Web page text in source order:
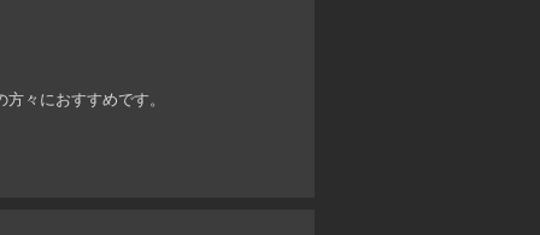
々におすすめです。